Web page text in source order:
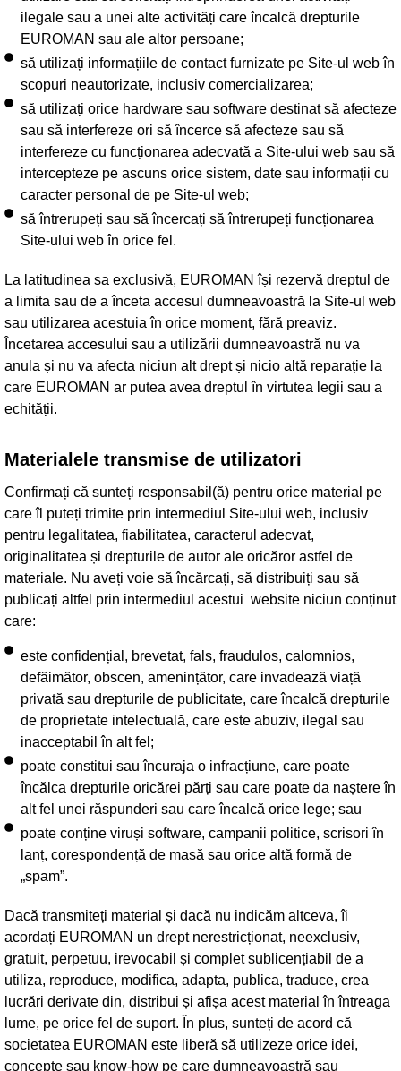
ilegale sau a unei alte activități care încalcă drepturile
EUROMAN sau ale altor persoane;
să utilizați informațiile de contact furnizate pe Site-ul web în
scopuri neautorizate, inclusiv comercializarea;
să utilizați orice hardware sau software destinat să afecteze
sau să interfereze ori să încerce să afecteze sau să
interfereze cu funcționarea adecvată a Site-ului web sau să
intercepteze pe ascuns orice sistem, date sau informații cu
caracter personal de pe Site-ul web;
să întrerupeți sau să încercați să întrerupeți funcționarea
Site-ului web în orice fel.
La latitudinea sa exclusivă, EUROMAN își rezervă dreptul de
a limita sau de a înceta accesul dumneavoastră la Site-ul web
sau utilizarea acestuia în orice moment, fără preaviz.
Încetarea accesului sau a utilizării dumneavoastră nu va
anula și nu va afecta niciun alt drept și nicio altă reparație la
care EUROMAN ar putea avea dreptul în virtutea legii sau a
echității.
Materialele transmise de utilizatori
Confirmați că sunteți responsabil(ă) pentru orice material pe
care îl puteți trimite prin intermediul Site-ului web, inclusiv
pentru legalitatea, fiabilitatea, caracterul adecvat,
originalitatea și drepturile de autor ale oricăror astfel de
materiale. Nu aveți voie să încărcați, să distribuiți sau să
publicați altfel prin intermediul acestui website niciun conținut
care:
este confidențial, brevetat, fals, fraudulos, calomnios,
defăimător, obscen, amenințător, care invadează viață
privată sau drepturile de publicitate, care încalcă drepturile
de proprietate intelectuală, care este abuziv, ilegal sau
inacceptabil în alt fel;
poate constitui sau încuraja o infracțiune, care poate
încălca drepturile oricărei părți sau care poate da naștere în
alt fel unei răspunderi sau care încalcă orice lege; sau
poate conține viruși software, campanii politice, scrisori în
lanț, corespondență de masă sau orice altă formă de
„spam”.
Dacă transmiteți material și dacă nu indicăm altceva, îi
acordați EUROMAN un drept nerestricționat, neexclusiv,
gratuit, perpetuu, irevocabil și complet sublicențiabil de a
utiliza, reproduce, modifica, adapta, publica, traduce, crea
lucrări derivate din, distribui și afișa acest material în întreaga
lume, pe orice fel de suport. În plus, sunteți de acord că
societatea EUROMAN este liberă să utilizeze orice idei,
concepte sau know-how pe care dumneavoastră sau